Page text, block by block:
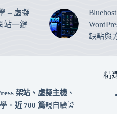
– 虛擬
站一鍵
缺點與
架站、虛擬主機、
。 近 700 篇親自驗證
精